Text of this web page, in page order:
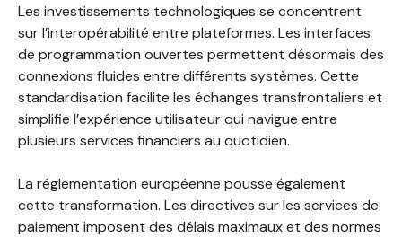
Les investissements technologiques se concentrent
sur l’interopérabilité entre plateformes. Les interfaces
de programmation ouvertes permettent désormais des
connexions fluides entre différents systèmes. Cette
standardisation facilite les échanges transfrontaliers et
simplifie l’expérience utilisateur qui navigue entre
plusieurs services financiers au quotidien.
La réglementation européenne pousse également
cette transformation. Les directives sur les services de
paiement imposent des délais maximaux et des normes